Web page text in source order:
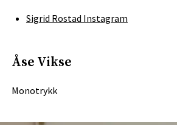
Sigrid Rostad Instagram
Åse Vikse
Monotrykk